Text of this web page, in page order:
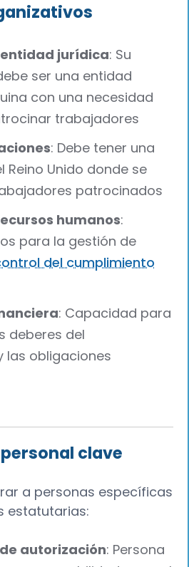
jurídica: Su
ser una entidad
con una necesidad
trabajadores
: Debe tener una
Reino Unido donde se
patrocinados
humanos:
para la gestión de
del cumplimiento
: Capacidad para
deberes del
las obligaciones
clave
a personas específicas
estatutarias:
autorización: Persona